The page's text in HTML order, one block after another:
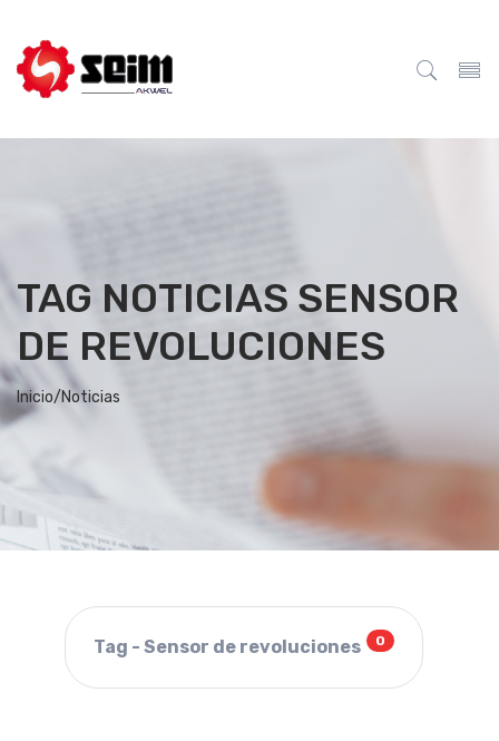
TAG NOTICIAS SENSOR
DE REVOLUCIONES
Inicio/Noticias
Tag - Sensor de revoluciones 0